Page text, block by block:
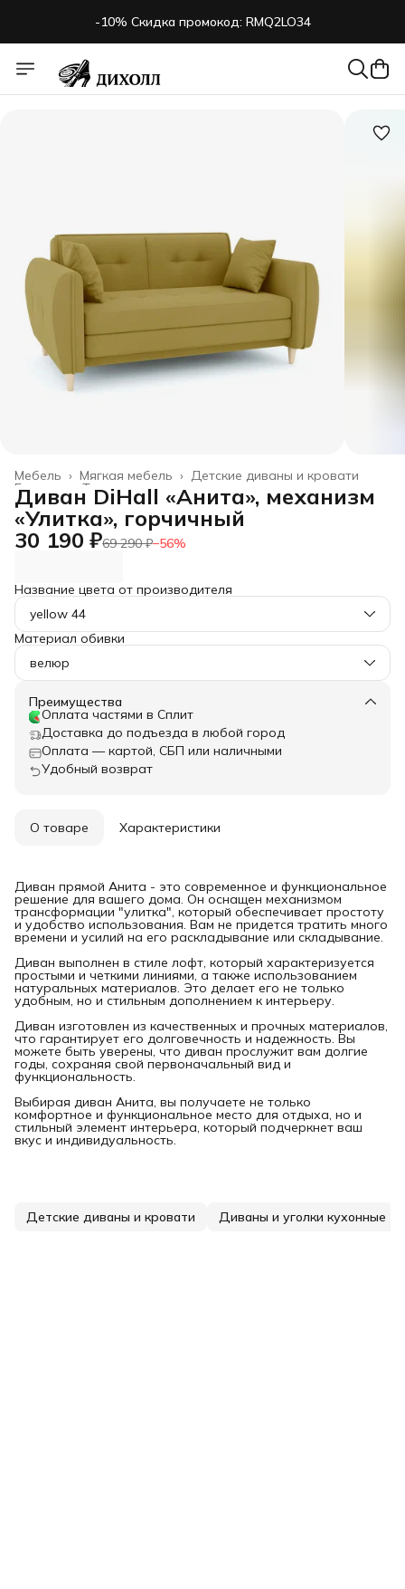
-10% Скидка промокод: RMQ2LO34
Детские диваны и кровати
Мягкая мебель ›
Мебель ›
Товары для дома
Главная
Диван DiHall «Анита», механизм
«Улитка», горчичный
30 190 ₽69 290 ₽−56%
Название цвета от производителя
yellow 44
Материал обивки
велюр
Преимущества
Оплата частями в Сплит
Доставка до подъезда в любой город
Оплата — картой, СБП или наличными
Удобный возврат
О товаре Характеристики
Диван прямой Анита - это современное и функциональное
решение для вашего дома. Он оснащен механизмом
трансформации "улитка", который обеспечивает простоту
и удобство использования. Вам не придется тратить много
времени и усилий на его раскладывание или складывание.
Диван выполнен в стиле лофт, который характеризуется
простыми и четкими линиями, а также использованием
натуральных материалов. Это делает его не только
удобным, но и стильным дополнением к интерьеру.
Диван изготовлен из качественных и прочных материалов,
что гарантирует его долговечность и надежность. Вы
можете быть уверены, что диван прослужит вам долгие
годы, сохраняя свой первоначальный вид и
функциональность.
Выбирая диван Анита, вы получаете не только
комфортное и функциональное место для отдыха, но и
стильный элемент интерьера, который подчеркнет ваш
вкус и индивидуальность.
Детские диваны и кровати Диваны и уголки кухонные